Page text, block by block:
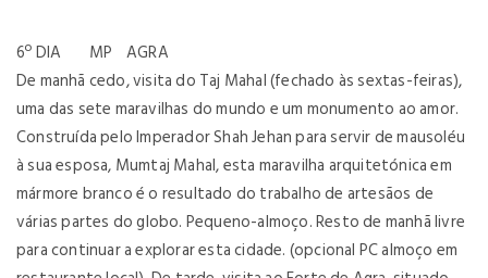
6º DIA MP AGRA
De manhã cedo, visita do Taj Mahal (fechado às sextas-feiras),
uma das sete maravilhas do mundo e um monumento ao amor.
Construída pelo Imperador Shah Jehan para servir de mausoléu
à sua esposa, Mumtaj Mahal, esta maravilha arquitetónica em
mármore branco é o resultado do trabalho de artesãos de
várias partes do globo. Pequeno-almoço. Resto de manhã livre
para continuar a explorar esta cidade. (opcional PC almoço em